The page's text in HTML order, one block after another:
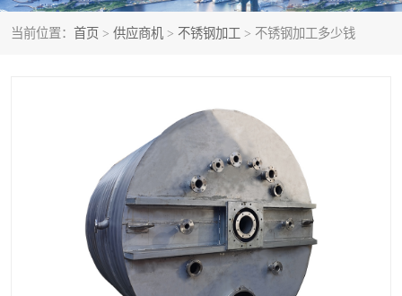
当前位置： 首页 > 供应商机 > 不锈钢加工 > 不锈钢加工多少钱
不锈钢角钢 不锈钢加工
不锈钢法兰
不锈钢槽钢
不锈钢扁钢